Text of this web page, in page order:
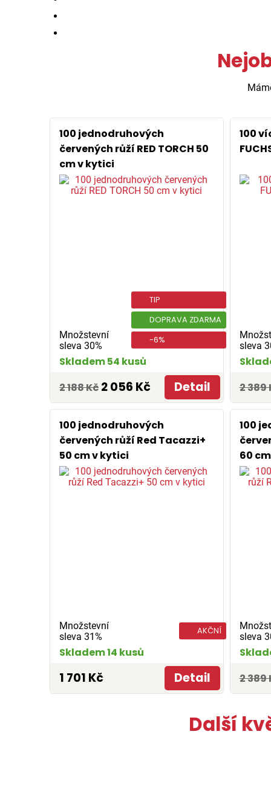
100 jednodruhových
červených růží RED TORCH 50
cm v kytici
Množstevní
sleva 30%
TIP
DOPRAVA ZDARMA
-6%
Skladem 54 kusů
2 188 Kč 2 056 Kč Detail
100
sleva
2 389
100 jednodruhových
červených růží Red Tacazzi+
50 cm v kytici
Množstevní
sleva 31%
AKČNÍ
Skladem 14 kusů
1 701 Kč Detail
100
60
sleva
2 389
Další